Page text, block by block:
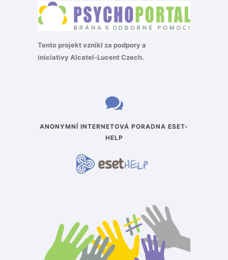
Tento projekt vznikl za podpory a
iniciativyAlcatel-Lucent Czech.
ANONYMNÍ INTERNETOVÁ PORADNA ESET-
HELP